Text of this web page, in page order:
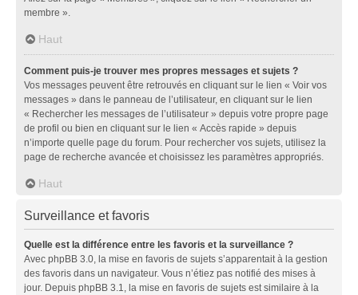
membre ».
Haut
Comment puis-je trouver mes propres messages et sujets ?
Vos messages peuvent être retrouvés en cliquant sur le lien « Voir vos
messages » dans le panneau de l’utilisateur, en cliquant sur le lien
« Rechercher les messages de l’utilisateur » depuis votre propre page
de profil ou bien en cliquant sur le lien « Accès rapide » depuis
n’importe quelle page du forum. Pour rechercher vos sujets, utilisez la
page de recherche avancée et choisissez les paramètres appropriés.
Haut
Surveillance et favoris
Quelle est la différence entre les favoris et la surveillance ?
Avec phpBB 3.0, la mise en favoris de sujets s’apparentait à la gestion
des favoris dans un navigateur. Vous n’étiez pas notifié des mises à
jour. Depuis phpBB 3.1, la mise en favoris de sujets est similaire à la